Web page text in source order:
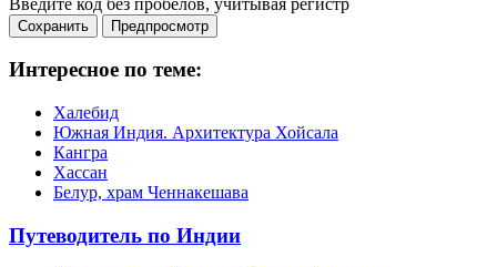
Интересное по теме:
Халебид
Южная Индия. Архитектура Хойсала
Кангра
Хассан
Белур, храм Ченнакешава
Путеводитель по Индии